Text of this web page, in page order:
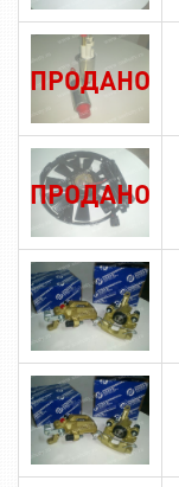
ПРОДАНО
ПРОДАНО